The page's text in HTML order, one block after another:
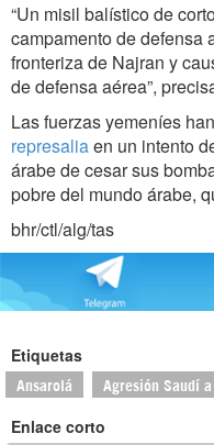
“Un misil balístico de
campamento de defensa
fronteriza de Najran y
de defensa aérea”,
Las fuerzas yemeníes
represaliaen un intento
árabe de cesar sus
pobre del mundo árabe,
bhr/ctl/alg/tas
Etiquetas
Ansarolá Agresión Saudí a
Enlace corto